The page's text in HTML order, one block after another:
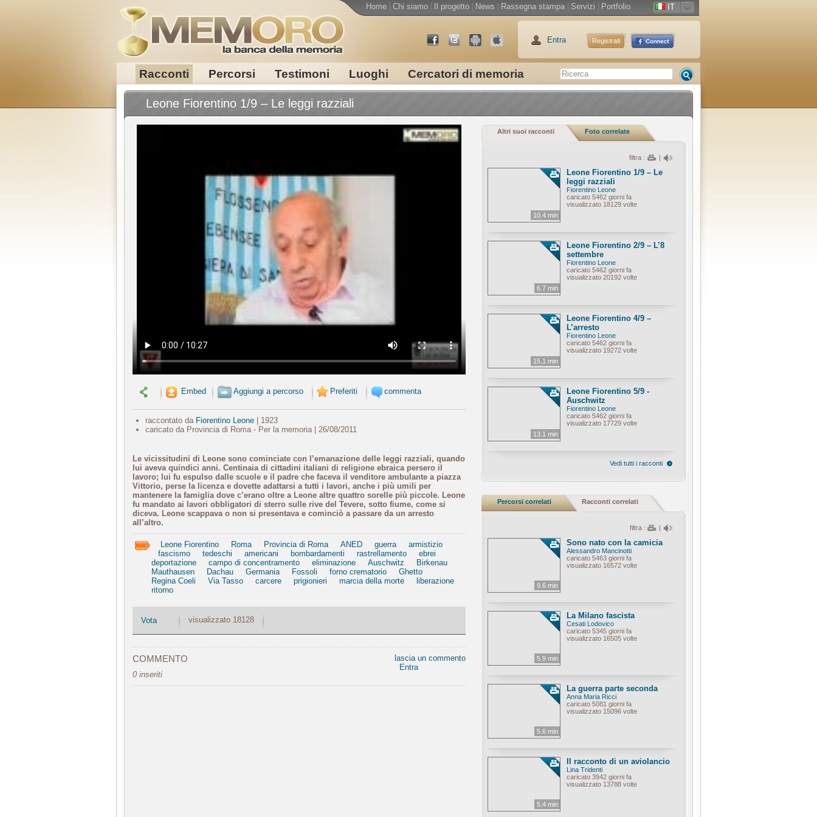
Racconti Percorsi Testimoni Luoghi Cercatori di memoria
Home Chi siamo Il progetto News Rassegna stampa Servizi Portfolio IT
Entra Registrati
Leone Fiorentino 1/9 – Le leggi razziali
Embed Aggiungi a percorso Preferiti commenta
raccontato da Fiorentino Leone| 1923
caricato da Provincia di Roma - Per la memoria | 26/08/2011
Le vicissitudini di Leone sono cominciate con l’emanazione delle leggi razziali, quando
lui aveva quindici anni. Centinaia di cittadini italiani di religione ebraica persero il
lavoro; lui fu espulso dalle scuole e il padre che faceva il venditore ambulante a piazza
Vittorio, perse la licenza e dovette adattarsi a tutti i lavori, anche i più umili per
mantenere la famiglia dove c’erano oltre a Leone altre quattro sorelle più piccole. Leone
fu mandato ai lavori obbligatori di sterro sulle rive del Tevere, sotto fiume, come si
diceva. Leone scappava o non si presentava e cominciò a passare da un arresto
all’altro.
Leone Fiorentino Roma Provincia di Roma ANED guerra
armistizio
fascismo
tedeschi americani bombardamenti rastrellamento
ebrei
deportazione
campo di concentramento eliminazione Auschwitz
Birkenau
Mauthausen
Dachau Germania Fossoli forno crematorio
Ghetto
Regina Coeli
Via Tasso carcere prigionieri marcia della morte
liberazione
ritorno
Vota visualizzato 18128
COMMENTO
0 inseriti
lascia un commento
Entra
Altri suoi racconti Foto correlate
filtra : |
10.4 min
Leone Fiorentino 1/9 – Le
leggi razziali
Fiorentino Leone
caricato 5462 giorni fa
visualizzato 18129 volte
6.7 min
Leone Fiorentino 2/9 – L’8
settembre
Fiorentino Leone
caricato 5462 giorni fa
visualizzato 20192 volte
15.1 min
Leone Fiorentino 4/9 –
L’arresto
Fiorentino Leone
caricato 5462 giorni fa
visualizzato 19272 volte
13.1 min
Leone Fiorentino 5/9 -
Auschwitz
Fiorentino Leone
caricato 5462 giorni fa
visualizzato 17729 volte
Vedi tutti i racconti
Percorsi correlati Racconti correlati
filtra : |
9.6 min
Sono nato con la camicia
Alessandro Mancinotti
caricato 5463 giorni fa
visualizzato 16572 volte
5.9 min
La Milano fascista
Cesati Lodovico
caricato 5345 giorni fa
visualizzato 16505 volte
5.6 min
La guerra parte seconda
Anna Maria Ricci
caricato 5081 giorni fa
visualizzato 15096 volte
5.4 min
Il racconto di un aviolancio
Lina Tridenti
caricato 3942 giorni fa
visualizzato 13788 volte